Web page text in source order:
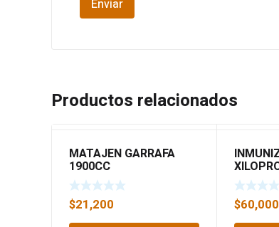
Productos relacionados
MATAJEN GARRAFA
1900CC
$21,200
$60,000